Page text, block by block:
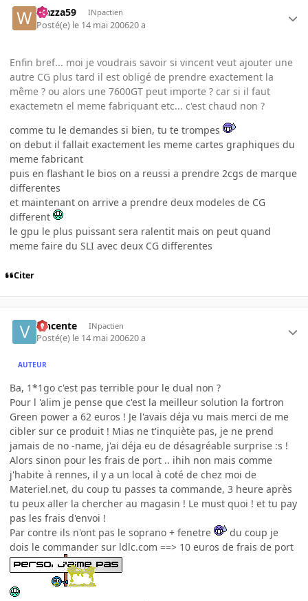
wazza59 INpactien
Posté(e) le 14 mai 200620 a
Enfin bref... moi je voudrais savoir si vincent veut ajouter une
autre CG plus tard il est obligé de prendre exactement la
même ? ou alors une 7600GT peut importe ? car si il faut
exactemetn el meme fabriquant etc... c'est chaud non ?
comme tu le demandes si bien, tu te trompes
on debut il fallait exactement les meme cartes graphiques du
meme fabricant
puis en flashant le bios on a reussi a prendre 2cgs de marque
differentes
et maintenant on arrive a prendre deux modeles de CG
different
le gpu le plus puissant sera ralentit mais on peut quand
meme faire du SLI avec deux CG differentes
Citer
vincente INpactien
Posté(e) le 14 mai 200620 a
AUTEUR
Ba, 1*1go c'est pas terrible pour le dual non ?
Pour l 'alim je pense que c'est la meilleur solution la fortron
Green power a 62 euros ! Je l'avais déja vu mais merci de me
cibler sur ce produit ! Mias ne t'inquiète pas, je ne prend
jamais de no -name, j'ai déja eu de désagréable surprise :s !
Alors sinon pour les frais de port .. ihih non mais comme
j'habite à rennes, il y a un local à coté de chez moi de
Materiel.net, du coup tu passes ta commande, 3 heure après
tu peux aller la chercher au magasin ! Le must quoi ! et tu pay
pas les frais d'envoi !
Par contre ils n'ont pas le soprano + fenetre
du coup je
dois le commander sur ldlc.com ==> 10 euros de frais de port